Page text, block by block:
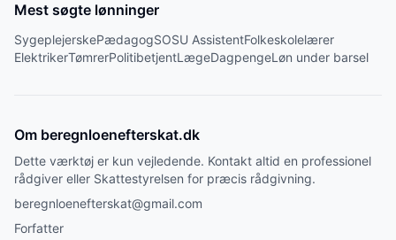
Mest søgte lønninger
SygeplejerskePædagogSOSU AssistentFolkeskolelærer
ElektrikerTømrerPolitibetjentLægeDagpengeLøn under barsel
Om beregnloenefterskat.dk
Dette værktøj er kun vejledende. Kontakt altid en professionel
rådgiver eller Skattestyrelsen for præcis rådgivning.
beregnloenefterskat@gmail.com
Forfatter